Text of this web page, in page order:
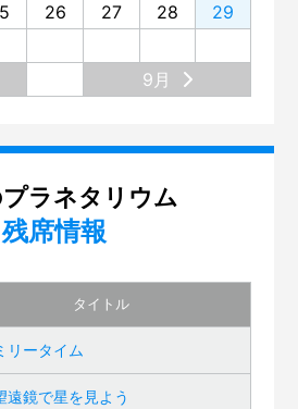
26 27 28
29
9月
ラネタリウム
残席情報
タイトル
リータイム
遠鏡で星を見よう